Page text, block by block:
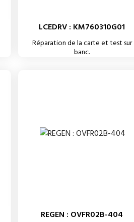
LCEDRV : KM760310G01
Réparation de la carte et test sur
banc.
REGEN : OVFR02B-404